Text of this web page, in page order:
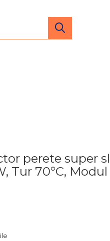
perete super
Tur 70°C,